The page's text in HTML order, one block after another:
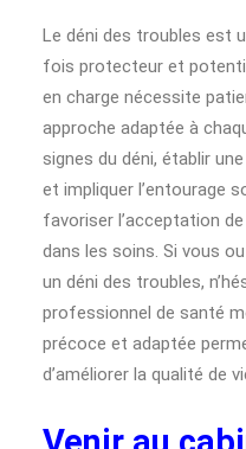
Le déni des troubles est
fois protecteur et
en charge nécessite
approche adaptée à
signes du déni, établir
et impliquer l’entourage
favoriser l’acceptation
dans les soins. Si vous
un déni des troubles,
professionnel de santé
précoce et adaptée
d’améliorer la qualité de